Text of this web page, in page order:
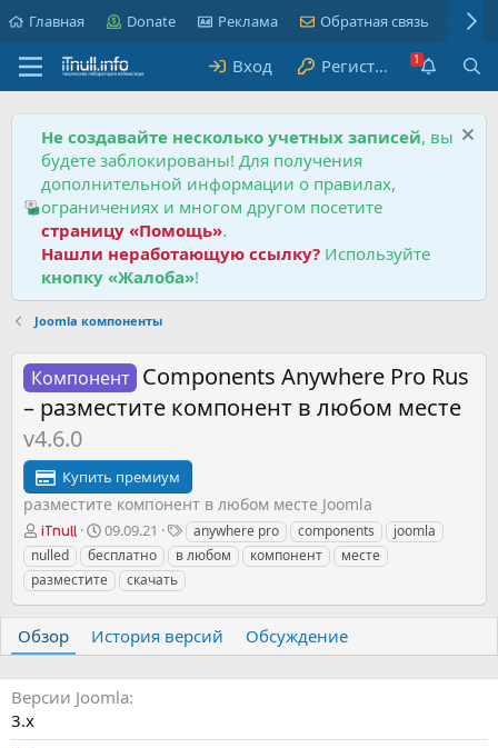
Главная Donate Реклама Обратная связь
Вход Регистрация
Не создавайте несколько учетных записей, вы
будете заблокированы! Для получения
дополнительной информации о правилах,
ограничениях и многом другом посетите
страницу «Помощь».
Нашли неработающую ссылку? Используйте
кнопку «Жалоба»!
Joomla компоненты
Компонент Components Anywhere Pro Rus
– разместите компонент в любом месте
v4.6.0
Купить премиум
разместите компонент в любом месте Joomla
А
в
т
о
р
iTnull
Д
а
т
а
с
о
н
09.09.21
Т
е
г
и
anywhere pro components
joomla
nulled
бесплатно в любом компонент
месте
разместите
скачать
Обзор История версий Обсуждение
Версии Joomla
3.х